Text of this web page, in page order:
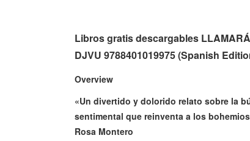
Libros gratis descargables
DJVU 9788401019975 (Spanish
Overview
«Un divertido y dolorido relato sobre la
sentimental que reinventa a los
Rosa Montero